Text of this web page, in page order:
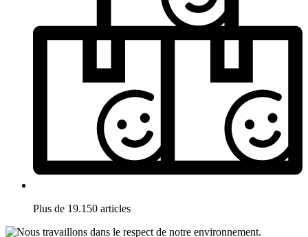
Plus de 19.150 articles